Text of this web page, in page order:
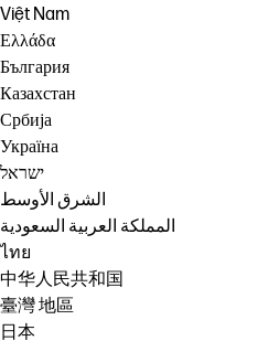
Việt Nam
Ελλάδα
България
Казахстан
Србија
Україна
ישראל
الشرق الأوسط
المملكة العربية السعودية
ไทย
中华人民共和国
臺灣 地區
日本